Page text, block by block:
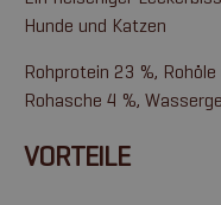
Hunde und Katzen
Rohprotein 23 %,
Rohasche 4 %,
VORTEILE